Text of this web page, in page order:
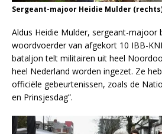
Sergeant-majoor Heidie Mulder
Aldus Heidie Mulder, sergeant-majoor
woordvoerder van afgekort 10 IBB-
bataljon telt militairen uit heel
heel Nederland worden ingezet. Ze
officiële gebeurtenissen, zoals de
en Prinsjesdag”.